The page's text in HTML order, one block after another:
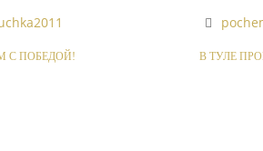
С ПОБЕДОЙ! В ТУЛЕ